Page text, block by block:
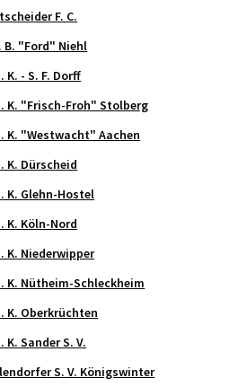
F. C.
B. "Ford" Niehl
K. - S. F. Dorff
K. "Frisch-Froh" Stolberg
K. "Westwacht" Aachen
K. Dürscheid
K. Glehn-Hostel
K. Köln-Nord
K. Niederwipper
K. Nütheim-Schleckheim
K. Oberkrüchten
K. Sander S. V.
S. V. Königswinter